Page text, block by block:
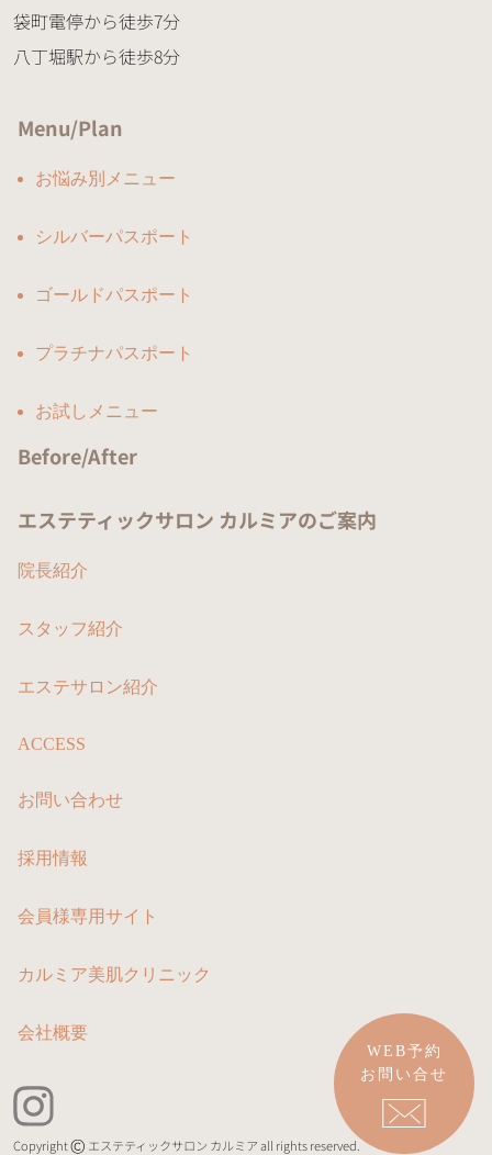
WEB予約
お問い合せ
袋町電停から徒歩7分
八丁堀駅から徒歩8分
Menu/Plan
お悩み別メニュー
シルバーパスポート
ゴールドパスポート
プラチナパスポート
お試しメニュー
Before/After
エステティックサロン カルミアのご案内
院長紹介
スタッフ紹介
エステサロン紹介
ACCESS
お問い合わせ
採用情報
会員様専用サイト
カルミア美肌クリニック
会社概要
Copyright エステティックサロン カルミア all rights reserved.